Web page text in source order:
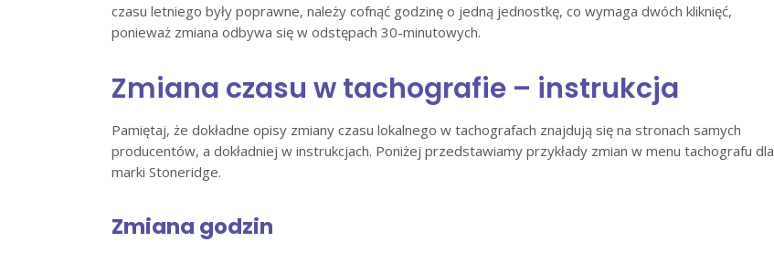
czasu letniego były poprawne, należy cofnąć godzinę o jedną jednostkę, co wymaga dwóch kliknięć,
ponieważ zmiana odbywa się w odstępach 30-minutowych.
Zmiana czasu w tachografie – instrukcja
Pamiętaj, że dokładne opisy zmiany czasu lokalnego w tachografach znajdują się na stronach samych
producentów, a dokładniej w instrukcjach. Poniżej przedstawiamy przykłady zmian w menu tachografu dla
marki Stoneridge.
Zmiana godzin